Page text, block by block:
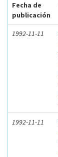
Fecha de
publicación
1992-11-11
1992-11-11